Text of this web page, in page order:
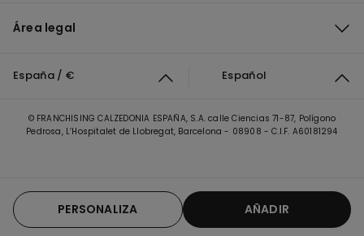
AÑADIR
PERSONALIZA
Área legal
España / € Español
© FRANCHISING CALZEDONIA ESPAÑA, S.A. calle Ciencias 71-87, Polígono
Pedrosa, L’Hospitalet de Llobregat, Barcelona - 08908 - C.I.F. A60181294